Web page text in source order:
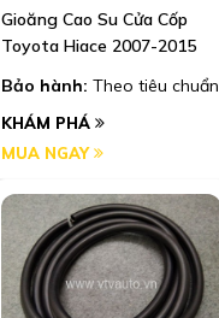
Gioăng Cao Su Cửa Cốp
Toyota Hiace 2007-2015
Bảo hành: Theo tiêu chuẩn
KHÁM PHÁ
MUA NGAY